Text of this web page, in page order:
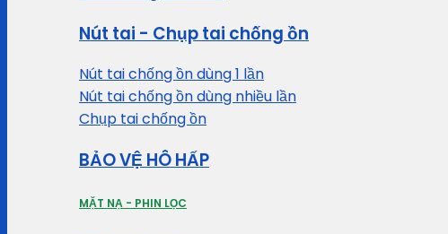
Nút tai - Chụp tai chống ồn
Nút tai chống ồn dùng 1 lần
Nút tai chống ồn dùng nhiều lần
Chụp tai chống ồn
BẢO VỆ HÔ HẤP
MẶT NẠ - PHIN LỌC